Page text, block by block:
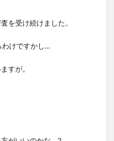
を受け続けました。
わけですかし…
すが。